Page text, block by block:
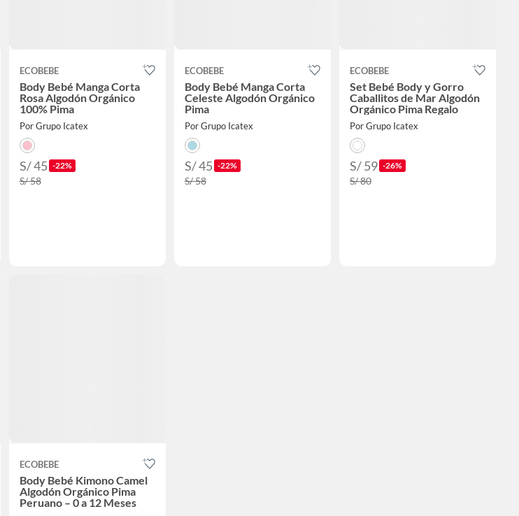
ECOBEBE
Body Bebé Manga Corta
Rosa Algodón Orgánico
100% Pima
Por Grupo Icatex
S/ 45 -22%
S/ 58
ECOBEBE
Body Bebé Manga Corta
Celeste Algodón Orgánico
Pima
Por Grupo Icatex
S/ 45 -22%
S/ 58
ECOBEBE
Set Bebé Body y Gorro
Caballitos de Mar Algodón
Orgánico Pima Regalo
Por Grupo Icatex
S/ 59 -26%
S/ 80
ECOBEBE
Body Bebé Kimono Camel
Algodón Orgánico Pima
Peruano – 0 a 12 Meses